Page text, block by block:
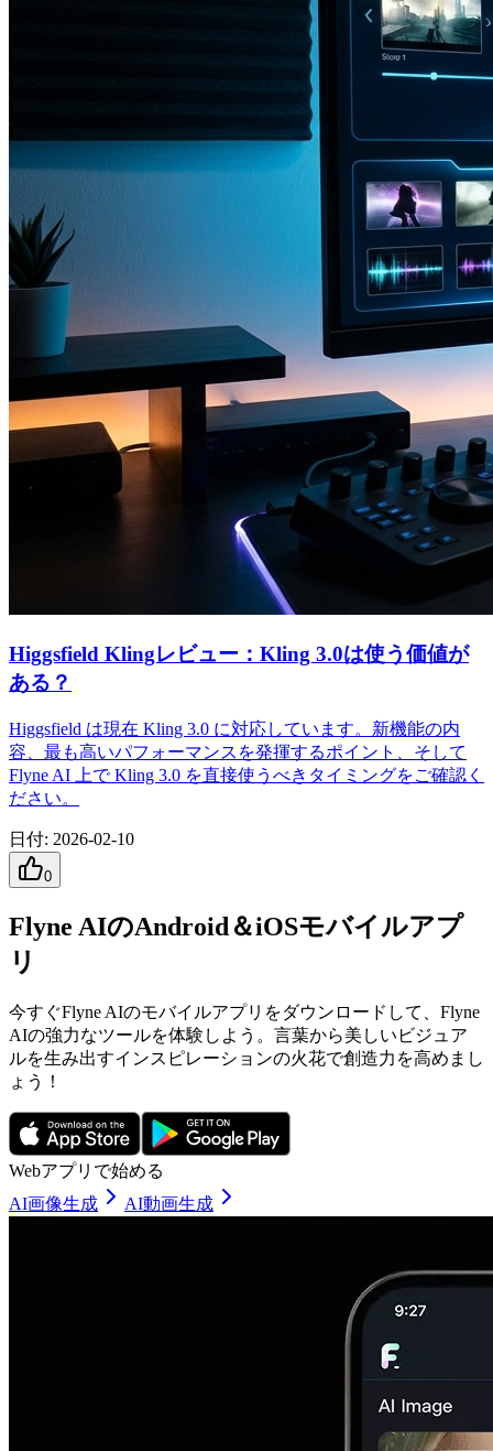
Higgsfield Klingレビュー：Kling 3.0は使う価値が
ある？
Higgsfield は現在 Kling 3.0 に対応しています。新機能の内
容、最も高いパフォーマンスを発揮するポイント、そして
Flyne AI 上で Kling 3.0 を直接使うべきタイミングをご確認く
ださい。
日付: 2026-02-10
0
Flyne AIのAndroid＆iOSモバイルアプ
リ
今すぐFlyne AIのモバイルアプリをダウンロードして、Flyne
AIの強力なツールを体験しよう。言葉から美しいビジュア
ルを生み出すインスピレーションの火花で創造力を高めまし
ょう！
Webアプリで始める
AI画像生成
AI動画生成